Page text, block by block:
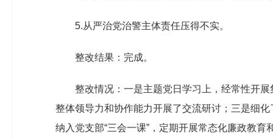
5.从严治党治警主体责任压得不实。
整改结果：完成。
整改情况：一是主题党日学习上，经常性开
整体领导力和协作能力开展了交流研讨；三是细
纳入党支部“三会一课”，定期开展常态化廉政教